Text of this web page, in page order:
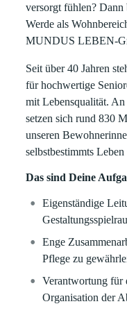
versorgt fühlen?
Werde als
MUNDUS LEBEN-
Seit über 40 Jahren
für hochwertige
mit Lebensqualität.
setzen sich rund 830
unseren
selbstbestimmts
Das sind Deine
Eigenständige
Enge
Pflege zu
Verantwortung für
Organisation der